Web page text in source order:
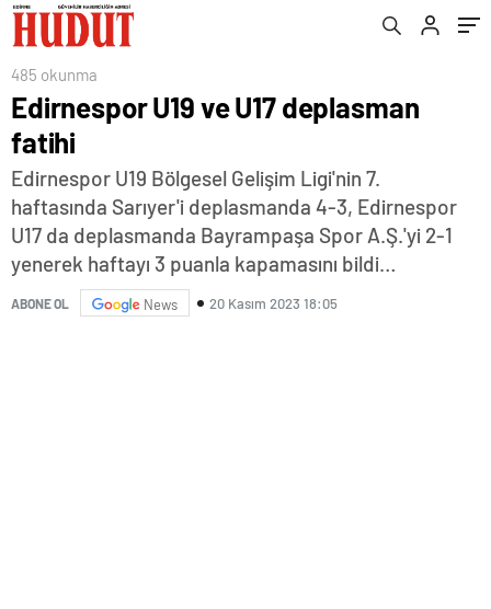
485 okunma
Edirnespor U19 ve U17 deplasman
fatihi
Edirnespor U19 Bölgesel Gelişim Ligi'nin 7.
haftasında Sarıyer'i deplasmanda 4-3, Edirnespor
U17 da deplasmanda Bayrampaşa Spor A.Ş.'yi 2-1
yenerek haftayı 3 puanla kapamasını bildi…
ABONE OL News 20 Kasım 2023 18:05